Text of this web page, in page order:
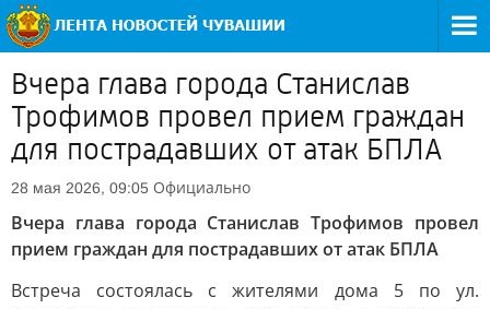
Вчера глава города Станислав
Трофимов провел прием граждан
для пострадавших от атак БПЛА
28 мая 2026, 09:05 Официально
Вчера глава города Станислав Трофимов провел
прием граждан для пострадавших от атак БПЛА
Встреча состоялась с жителями дома 5 по ул.